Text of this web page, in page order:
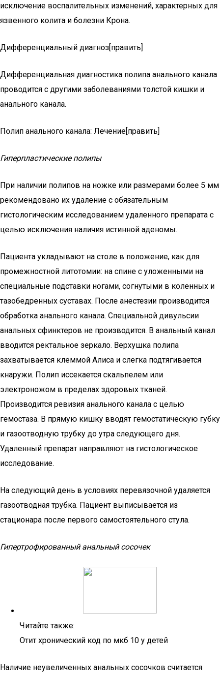
исключение воспалительных изменений, характерных для
язвенного колита и болезни Крона.
Дифференциальный диагноз[править]
Дифференциальная диагностика полипа анального канала
проводится с другими заболеваниями толстой кишки и
анального канала.
Полип анального канала: Лечение[править]
Гиперпластические полипы
При наличии полипов на ножке или размерами более 5 мм
рекомендовано их удаление с обязательным
гистологическим исследованием удаленного препарата с
целью исключения наличия истинной аденомы.
Пациента укладывают на столе в положение, как для
промежностной литотомии: на спине с уложенными на
специальные подставки ногами, согнутыми в коленных и
тазобедренных суставах. После анестезии производится
обработка анального канала. Специальной дивульсии
анальных сфинктеров не производится. В анальный канал
вводится ректальное зеркало. Верхушка полипа
захватывается клеммой Алиса и слегка подтягивается
кнаружи. Полип иссекается скальпелем или
электроножом в пределах здоровых тканей.
Производится ревизия анального канала с целью
гемостаза. В прямую кишку вводят гемостатическую губку
и газоотводную трубку до утра следующего дня.
Удаленный препарат направляют на гистологическое
исследование.
На следующий день в условиях перевязочной удаляется
газоотводная трубка. Пациент выписывается из
стационара после первого самостоятельного стула.
Гипертрофированный анальный сосочек
Читайте также:
Отит хронический код по мкб 10 у детей
Наличие неувеличенных анальных сосочков считается